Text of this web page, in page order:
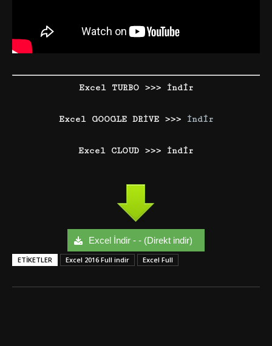
Excel TURBO >>> İndir
Excel GOOGLE DRİVE >>> İndir
Excel CLOUD >>> İndir
Excel İndir - - (Direkt indir)
ETIKETLER Excel 2016 Full indir Excel Full